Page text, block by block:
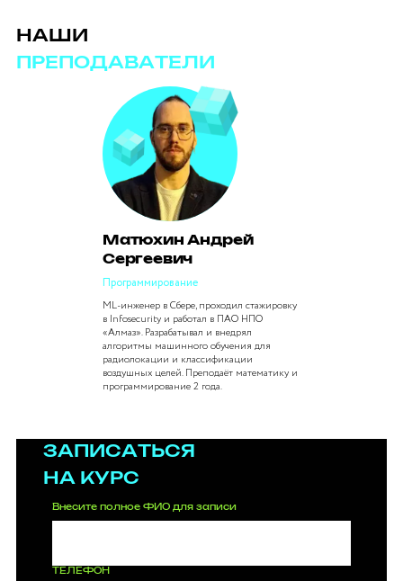
НАШИ
ПРЕПОДАВАТЕЛИ
Матюхин Андрей
Сергеевич
Программирование
ML-инженер в Сбере, проходил стажировку
в Infosecurity и работал в ПАО НПО
«Алмаз». Разрабатывал и внедрял
алгоритмы машинного обучения для
радиолокации и классификации
воздушных целей. Преподаёт математику и
программирование 2 года.
ЗАПИСАТЬСЯ
НА КУРС
Внесите полное ФИО для записи
ТЕЛЕФОН